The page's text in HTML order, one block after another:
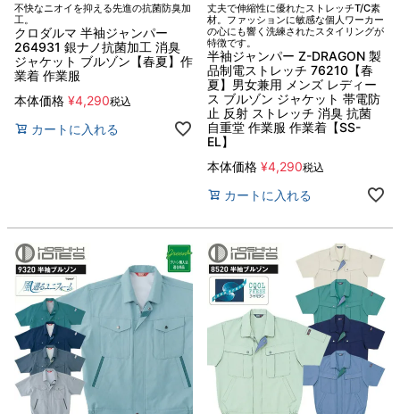
不快なニオイを抑える先進の抗菌防臭加
工。
クロダルマ 半袖ジャンパー
264931 銀ナノ抗菌加工 消臭
ジャケット ブルゾン【春夏】作
業着 作業服
本体価格 ¥4,290税込
カートに入れる
丈夫で伸縮性に優れたストレッチT/C素
材。ファッションに敏感な個人ワーカー
の心にも響く洗練されたスタイリングが
特徴です。
半袖ジャンパー Z-DRAGON 製
品制電ストレッチ 76210【春
夏】男女兼用 メンズ レディー
ス ブルゾン ジャケット 帯電防
止 反射 ストレッチ 消臭 抗菌
自重堂 作業服 作業着【SS-
EL】
本体価格 ¥4,290税込
カートに入れる